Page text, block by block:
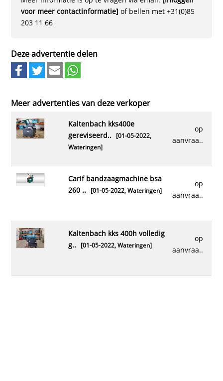
voor meer contactinformatie] of bellen met +31(0)85
203 11 66
Deze advertentie delen
Meer advertenties van deze verkoper
op
aanvraa..
kaltenbach kks400e
gereviseerd..[01-05-2022,
Wateringen]
op
aanvraa..
carif bandzaagmachine bsa
260 ..[01-05-2022, Wateringen]
op
aanvraa..
kaltenbach kks 400h volledig
g..[01-05-2022, Wateringen]